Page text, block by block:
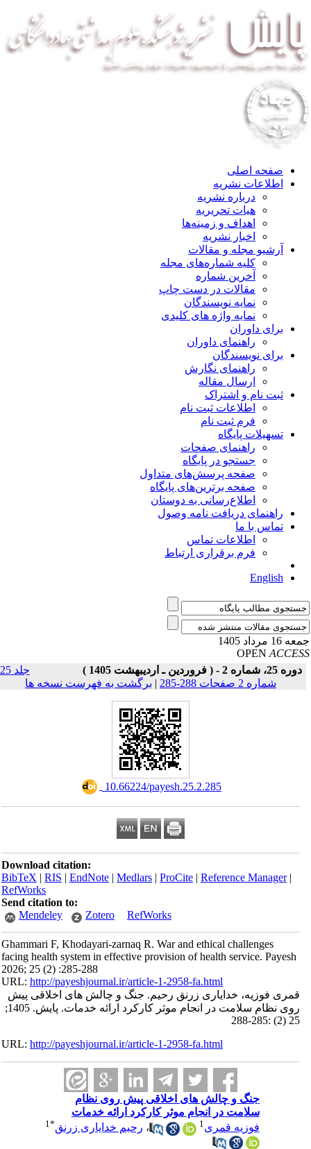
صفحه اصلی
اطلاعات نشریه
درباره نشریه
هیات تحریریه
اهداف و زمینه‌ها
اخبار نشریه
آرشیو مجله و مقالات
کلیه شماره‌های مجله
آخرین شماره
مقالات در دست چاپ
نمایه نویسندگان
نمایه واژه های کلیدی
برای داوران
راهنمای داوران
برای نویسندگان
راهنمای نگارش
ارسال مقاله
ثبت نام و اشتراک
اطلاعات ثبت نام
فرم ثبت نام
تسهیلات پایگاه
راهنمای صفحات
جستجو در پایگاه
صفحه پرسش‌های متداول
صفحه برترین‌های پایگاه
اطلاع‌رسانی به دوستان
راهنمای دریافت نامه وصول
تماس با ما
اطلاعات تماس
فرم برقراری ارتباط
English
مرداد 1405
OPEN
دوره 25، شماره 2 - ( فروردین ـ اردیبهشت 1405 )
جلد 25
شماره 2 صفحات 288-285
| برگشت به فهرست نسخه ها
‎ 10.66224/payesh.25.2.285
Download citation:
BibTeX|RIS|EndNote|Medlars|ProCite|Reference Manager
RefWorks
Send citation to:
Mendeley
Zotero RefWorks
Ghammari F, Khodayari-zarnaq R. War and ethical challenges
facing health system in effective provision of health service. Payesh
2026; 25 (2) :285-288
URL:http://payeshjournal.ir/article-1-2958-fa.html
قمری فوزیه، خدایاری زرنق رحیم. جنگ و چالش های اخلاقی پیش
روی نظام سلامت در انجام موثر کارکرد ارائه خدمات. پایش. 1405;
25 (2) :285-288
URL:http://payeshjournal.ir/article-1-2958-fa.html
جنگ و چالش های اخلاقی پیش روی نظام
سلامت در انجام موثر کارکرد ارائه خدمات
فوزیه قمری1 ،رحیم خدایاری زرنق*
1